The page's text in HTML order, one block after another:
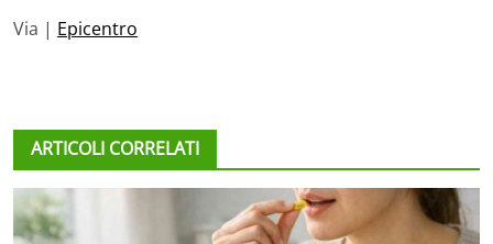
Via | Epicentro
ARTICOLI CORRELATI